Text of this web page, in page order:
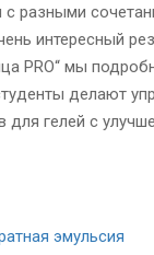
с разными
интересный
PRO“ мы
делают
для гелей с